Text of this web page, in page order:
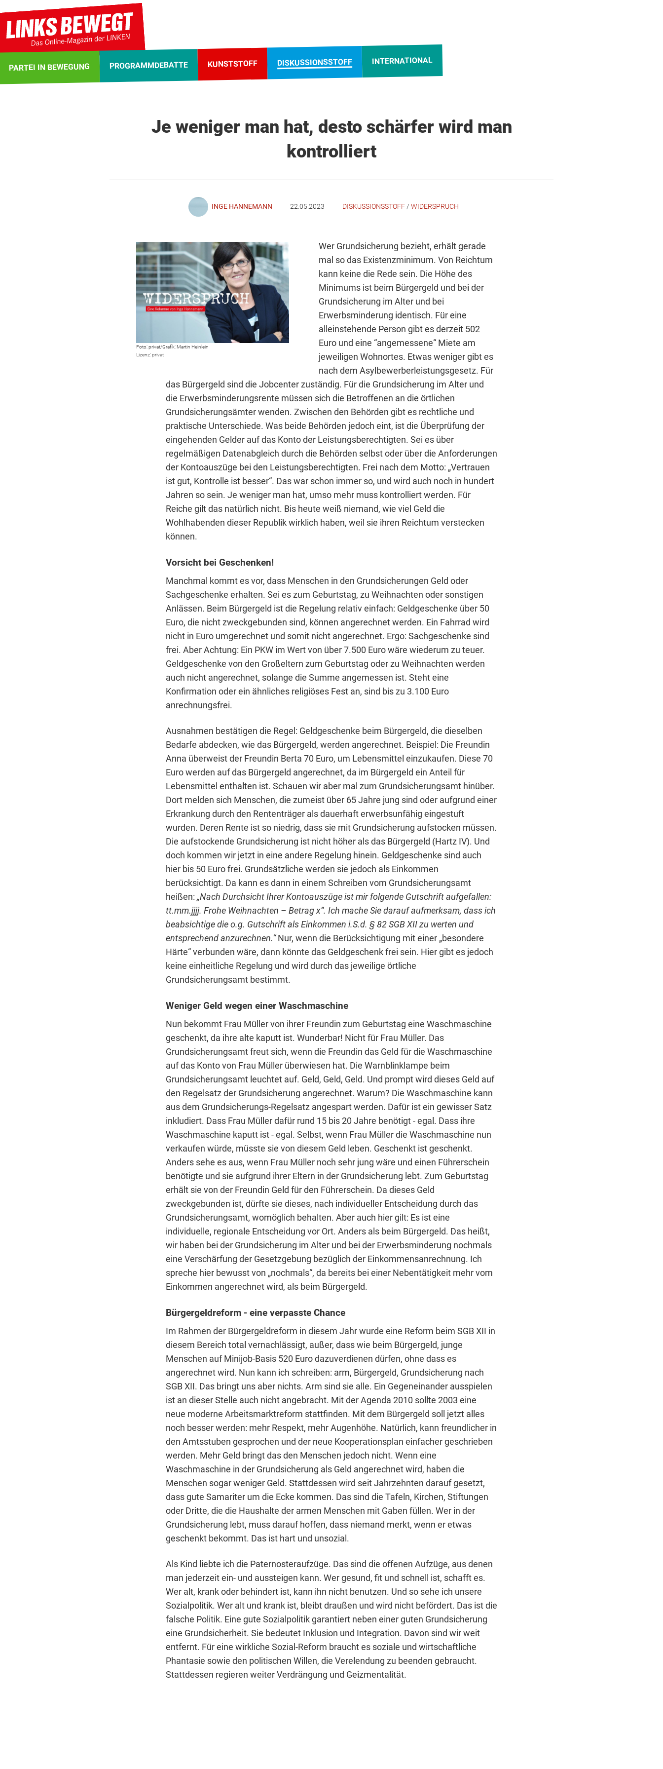
PARTEI IN BEWEGUNG PROGRAMMDEBATTE KUNSTSTOFF DISKUSSIONSSTOFF INTERNATIONAL
Je weniger man hat, desto schärfer wird man
kontrolliert
INGE HANNEMANN 22.05.2023 DISKUSSIONSSTOFF / WIDERSPRUCH
privat/Grafik: Martin Heinlein
privat
Wer Grundsicherung bezieht, erhält gerade
mal so das Existenzminimum. Von Reichtum
kann keine die Rede sein. Die Höhe des
Minimums ist beim Bürgergeld und bei der
Grundsicherung im Alter und bei
Erwerbsminderung identisch. Für eine
alleinstehende Person gibt es derzeit 502
Euro und eine “angemessene“ Miete am
jeweiligen Wohnortes. Etwas weniger gibt es
nach dem Asylbewerberleistungsgesetz. Für
das Bürgergeld sind die Jobcenter zuständig. Für die Grundsicherung im Alter und
die Erwerbsminderungsrente müssen sich die Betroffenen an die örtlichen
Grundsicherungsämter wenden. Zwischen den Behörden gibt es rechtliche und
praktische Unterschiede. Was beide Behörden jedoch eint, ist die Überprüfung der
eingehenden Gelder auf das Konto der Leistungsberechtigten. Sei es über
regelmäßigen Datenabgleich durch die Behörden selbst oder über die Anforderungen
der Kontoauszüge bei den Leistungsberechtigten. Frei nach dem Motto: „Vertrauen
ist gut, Kontrolle ist besser“. Das war schon immer so, und wird auch noch in hundert
Jahren so sein. Je weniger man hat, umso mehr muss kontrolliert werden. Für
Reiche gilt das natürlich nicht. Bis heute weiß niemand, wie viel Geld die
Wohlhabenden dieser Republik wirklich haben, weil sie ihren Reichtum verstecken
können.
Vorsicht bei Geschenken!
Manchmal kommt es vor, dass Menschen in den Grundsicherungen Geld oder
Sachgeschenke erhalten. Sei es zum Geburtstag, zu Weihnachten oder sonstigen
Anlässen. Beim Bürgergeld ist die Regelung relativ einfach: Geldgeschenke über 50
Euro, die nicht zweckgebunden sind, können angerechnet werden. Ein Fahrrad wird
nicht in Euro umgerechnet und somit nicht angerechnet. Ergo: Sachgeschenke sind
frei. Aber Achtung: Ein PKW im Wert von über 7.500 Euro wäre wiederum zu teuer.
Geldgeschenke von den Großeltern zum Geburtstag oder zu Weihnachten werden
auch nicht angerechnet, solange die Summe angemessen ist. Steht eine
Konfirmation oder ein ähnliches religiöses Fest an, sind bis zu 3.100 Euro
anrechnungsfrei.
Ausnahmen bestätigen die Regel: Geldgeschenke beim Bürgergeld, die dieselben
Bedarfe abdecken, wie das Bürgergeld, werden angerechnet. Beispiel: Die Freundin
Anna überweist der Freundin Berta 70 Euro, um Lebensmittel einzukaufen. Diese 70
Euro werden auf das Bürgergeld angerechnet, da im Bürgergeld ein Anteil für
Lebensmittel enthalten ist. Schauen wir aber mal zum Grundsicherungsamt hinüber.
Dort melden sich Menschen, die zumeist über 65 Jahre jung sind oder aufgrund einer
Erkrankung durch den Rententräger als dauerhaft erwerbsunfähig eingestuft
wurden. Deren Rente ist so niedrig, dass sie mit Grundsicherung aufstocken müssen.
Die aufstockende Grundsicherung ist nicht höher als das Bürgergeld (Hartz IV). Und
doch kommen wir jetzt in eine andere Regelung hinein. Geldgeschenke sind auch
hier bis 50 Euro frei. Grundsätzliche werden sie jedoch als Einkommen
berücksichtigt. Da kann es dann in einem Schreiben vom Grundsicherungsamt
heißen: „Nach Durchsicht Ihrer Kontoauszüge ist mir folgende Gutschrift aufgefallen:
tt.mm.jjjj. Frohe Weihnachten – Betrag x“. Ich mache Sie darauf aufmerksam, dass ich
beabsichtige die o.g. Gutschrift als Einkommen i.S.d. § 82 SGB XII zu werten und
entsprechend anzurechnen.“Nur, wenn die Berücksichtigung mit einer „besondere
Härte“ verbunden wäre, dann könnte das Geldgeschenk frei sein. Hier gibt es jedoch
keine einheitliche Regelung und wird durch das jeweilige örtliche
Grundsicherungsamt bestimmt.
Weniger Geld wegen einer Waschmaschine
Nun bekommt Frau Müller von ihrer Freundin zum Geburtstag eine Waschmaschine
geschenkt, da ihre alte kaputt ist. Wunderbar! Nicht für Frau Müller. Das
Grundsicherungsamt freut sich, wenn die Freundin das Geld für die Waschmaschine
auf das Konto von Frau Müller überwiesen hat. Die Warnblinklampe beim
Grundsicherungsamt leuchtet auf. Geld, Geld, Geld. Und prompt wird dieses Geld auf
den Regelsatz der Grundsicherung angerechnet. Warum? Die Waschmaschine kann
aus dem Grundsicherungs-Regelsatz angespart werden. Dafür ist ein gewisser Satz
inkludiert. Dass Frau Müller dafür rund 15 bis 20 Jahre benötigt - egal. Dass ihre
Waschmaschine kaputt ist - egal. Selbst, wenn Frau Müller die Waschmaschine nun
verkaufen würde, müsste sie von diesem Geld leben. Geschenkt ist geschenkt.
Anders sehe es aus, wenn Frau Müller noch sehr jung wäre und einen Führerschein
benötigte und sie aufgrund ihrer Eltern in der Grundsicherung lebt. Zum Geburtstag
erhält sie von der Freundin Geld für den Führerschein. Da dieses Geld
zweckgebunden ist, dürfte sie dieses, nach individueller Entscheidung durch das
Grundsicherungsamt, womöglich behalten. Aber auch hier gilt: Es ist eine
individuelle, regionale Entscheidung vor Ort. Anders als beim Bürgergeld. Das heißt,
wir haben bei der Grundsicherung im Alter und bei der Erwerbsminderung nochmals
eine Verschärfung der Gesetzgebung bezüglich der Einkommensanrechnung. Ich
spreche hier bewusst von „nochmals“, da bereits bei einer Nebentätigkeit mehr vom
Einkommen angerechnet wird, als beim Bürgergeld.
Bürgergeldreform - eine verpasste Chance
Im Rahmen der Bürgergeldreform in diesem Jahr wurde eine Reform beim SGB XII in
diesem Bereich total vernachlässigt, außer, dass wie beim Bürgergeld, junge
Menschen auf Minijob-Basis 520 Euro dazuverdienen dürfen, ohne dass es
angerechnet wird. Nun kann ich schreiben: arm, Bürgergeld, Grundsicherung nach
SGB XII. Das bringt uns aber nichts. Arm sind sie alle. Ein Gegeneinander ausspielen
ist an dieser Stelle auch nicht angebracht. Mit der Agenda 2010 sollte 2003 eine
neue moderne Arbeitsmarktreform stattfinden. Mit dem Bürgergeld soll jetzt alles
noch besser werden: mehr Respekt, mehr Augenhöhe. Natürlich, kann freundlicher in
den Amtsstuben gesprochen und der neue Kooperationsplan einfacher geschrieben
werden. Mehr Geld bringt das den Menschen jedoch nicht. Wenn eine
Waschmaschine in der Grundsicherung als Geld angerechnet wird, haben die
Menschen sogar weniger Geld. Stattdessen wird seit Jahrzehnten darauf gesetzt,
dass gute Samariter um die Ecke kommen. Das sind die Tafeln, Kirchen, Stiftungen
oder Dritte, die die Haushalte der armen Menschen mit Gaben füllen. Wer in der
Grundsicherung lebt, muss darauf hoffen, dass niemand merkt, wenn er etwas
geschenkt bekommt. Das ist hart und unsozial.
Als Kind liebte ich die Paternosteraufzüge. Das sind die offenen Aufzüge, aus denen
man jederzeit ein- und aussteigen kann. Wer gesund, fit und schnell ist, schafft es.
Wer alt, krank oder behindert ist, kann ihn nicht benutzen. Und so sehe ich unsere
Sozialpolitik. Wer alt und krank ist, bleibt draußen und wird nicht befördert. Das ist die
falsche Politik. Eine gute Sozialpolitik garantiert neben einer guten Grundsicherung
eine Grundsicherheit. Sie bedeutet Inklusion und Integration. Davon sind wir weit
entfernt. Für eine wirkliche Sozial-Reform braucht es soziale und wirtschaftliche
Phantasie sowie den politischen Willen, die Verelendung zu beenden gebraucht.
Stattdessen regieren weiter Verdrängung und Geizmentalität.